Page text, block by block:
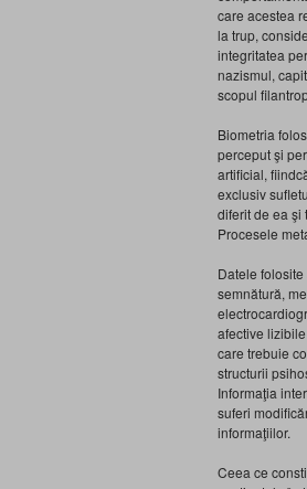
care acestea
la trup,
integritatea
nazismul,
scopul
Biometria
perceput şi
artificial,
exclusiv
diferit de ea şi
Procesele
Datele
semnătură,
afective
care trebuie
structurii
Informaţia
suferi
informaţiilor.
Ceea ce